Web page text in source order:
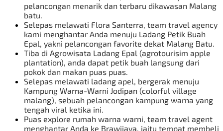
pelancongan menarik dan terbaru dikawasan Malang
batu.
Selepas melawati Flora Santerra, team travel agency
kami menghantar Anda menuju Ladang Petik Buah
Epal, yakni pelancongan favorite dekat Malang Batu.
Tiba di Agrowisata Ladang Epal (agrotourisim apple
plantation), anda dapat petik buah langsung dari
pokok dan makan puas puas.
Selepas melawati ladang apel, bergerak menuju
Kampung Warna-Warni Jodipan (colorful village
malang), sebuah pelancongan kampung warna yang
tengah viral ketika ini.
Puas explore rumah warna warni, team travel agent
menghantar Anda ke Brawijaya, iaitu tempat membeli